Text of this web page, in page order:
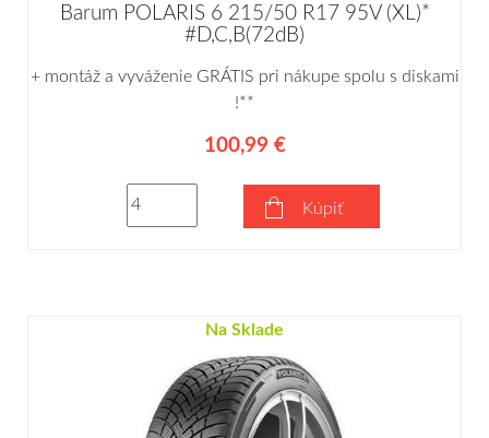
Barum POLARIS 6 215/50 R17 95V (XL)*
#D,C,B(72dB)
+ montáž a vyváženie GRÁTIS pri nákupe spolu s diskami
!**
100,99 €
Kúpiť
Na Sklade